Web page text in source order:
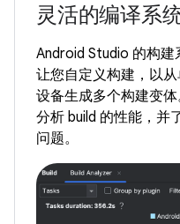
灵活的编译系
Android Studio 的构
让您自定义构建，以
设备生成多个构建变
分析 build 的性能，并
问题。